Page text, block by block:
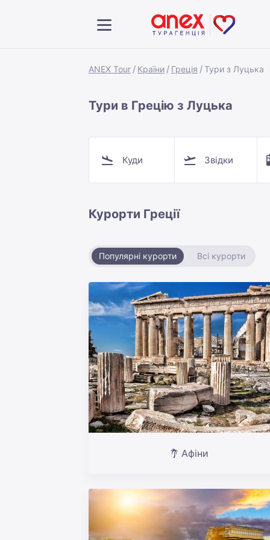
ANEX Tour Країни Греція Тури з Луцька
Тури в Грецію з Луцька
Куди Звідки
Курорти Греції
Популярні курорти Всі курорти
Афіни